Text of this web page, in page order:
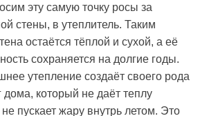
эту самую точку росы за
стены, в утеплитель. Таким
остаётся тёплой и сухой, а её
сохраняется на долгие годы.
утепление создаёт своего рода
дома, который не даёт теплу
пускает жару внутрь летом. Это